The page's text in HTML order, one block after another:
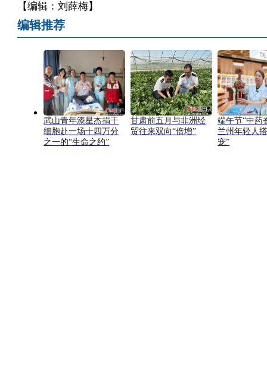
【编辑：刘薛梅】
编辑推荐
武山青年漆星杰捐干
细胞赴一场十四万分
之一的“生命之约”
甘肃前五月与非洲经
贸往来双向“倍增”
端午节“中药
兰州年轻人
宠”